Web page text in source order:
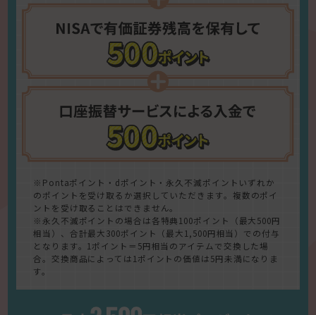
※Pontaポイント・dポイント・永久不滅ポイントいずれか
のポイントを受け取るか選択していただきます。複数のポイ
ントを受け取ることはできません。
※永久不滅ポイントの場合は各特典100ポイント（最大500円
相当）、合計最大300ポイント（最大1,500円相当）での付与
となります。1ポイント＝5円相当のアイテムで交換した場
合。交換商品によっては1ポイントの価値は5円未満になりま
す。